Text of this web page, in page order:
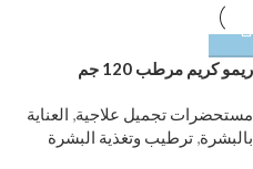
ريمو كريم مرطب 120 جم
مستحضرات تجميل علاجية, العناية
بالبشرة, ترطيب وتغذية البشرة